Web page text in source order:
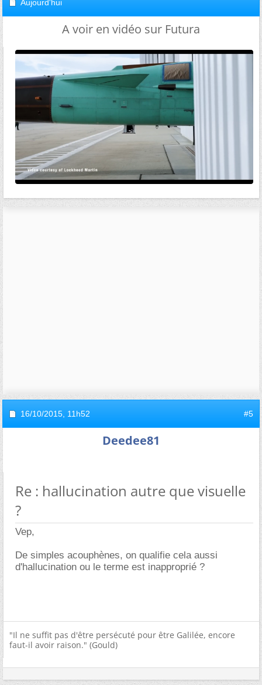
Aujourd'hui
A voir en vidéo sur Futura
16/10/2015, 11h52 #5
Deedee81
Re : hallucination autre que visuelle
?
Vep,
De simples acouphènes, on qualifie cela aussi
d'hallucination ou le terme est inapproprié ?
"Il ne suffit pas d'être persécuté pour être Galilée, encore
faut-il avoir raison." (Gould)